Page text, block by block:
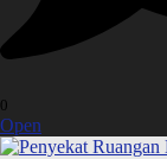
0
Open